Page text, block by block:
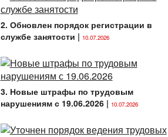
2. Обновлен порядок регистрации в
службе занятости | 10.07.2026
3. Новые штрафы по трудовым
нарушениям с 19.06.2026| 10.07.2026